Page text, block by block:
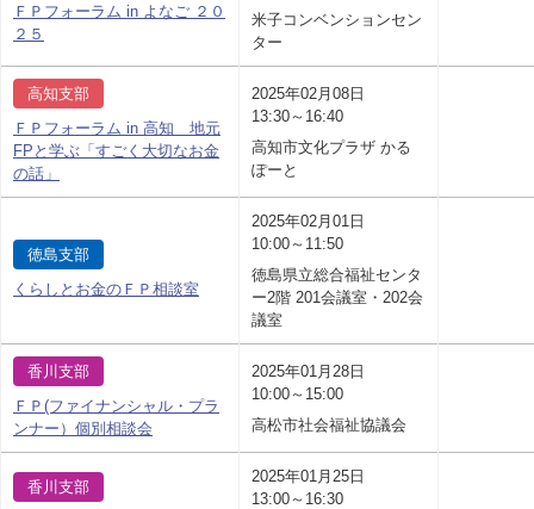
ＦＰフォーラム in よなご ２０
２５
米子コンベンションセン
ター
高知支部
ＦＰフォーラム in 高知 地元
FPと学ぶ「すごく大切なお金
の話」
2025年02月08日
13:30～16:40
高知市文化プラザ かる
ぽーと
徳島支部
くらしとお金のＦＰ相談室
2025年02月01日
10:00～11:50
徳島県立総合福祉センタ
ー2階 201会議室・202会
議室
香川支部
ＦＰ(ファイナンシャル・プラ
ンナー）個別相談会
2025年01月28日
10:00～15:00
高松市社会福祉協議会
香川支部
2025年01月25日
13:00～16:30